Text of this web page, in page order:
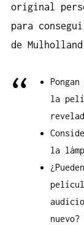
original
para
de
la
la
nuevo?